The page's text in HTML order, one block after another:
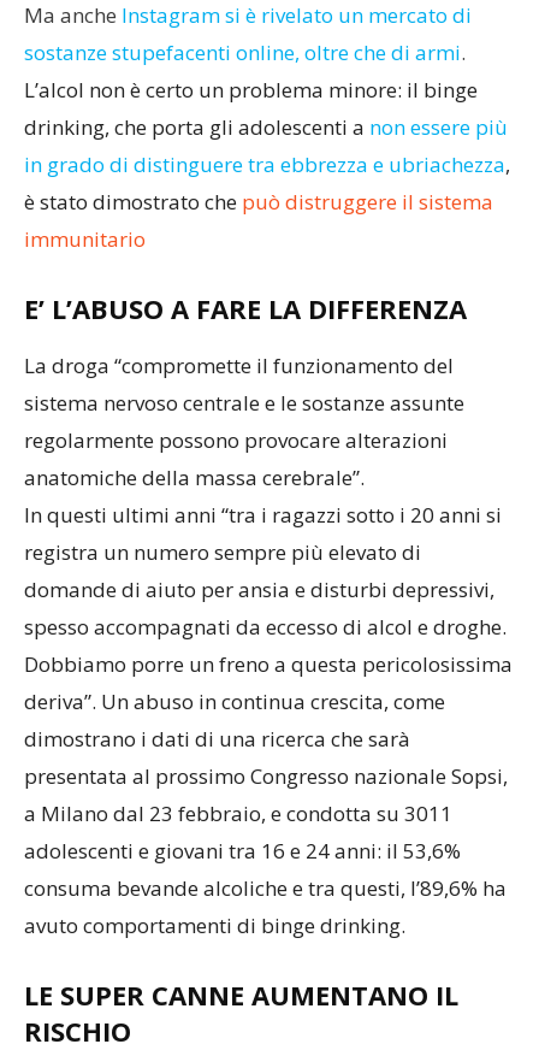
Ma anche Instagram si è rivelato un mercato di
sostanze stupefacenti online, oltre che di armi.
L’alcol non è certo un problema minore: il binge
drinking, che porta gli adolescenti a non essere più
in grado di distinguere tra ebbrezza e ubriachezza,
è stato dimostrato che può distruggere il sistema
immunitario
E’ L’ABUSO A FARE LA DIFFERENZA
La droga “compromette il funzionamento del
sistema nervoso centrale e le sostanze assunte
regolarmente possono provocare alterazioni
anatomiche della massa cerebrale”.
In questi ultimi anni “tra i ragazzi sotto i 20 anni si
registra un numero sempre più elevato di
domande di aiuto per ansia e disturbi depressivi,
spesso accompagnati da eccesso di alcol e droghe.
Dobbiamo porre un freno a questa pericolosissima
deriva”. Un abuso in continua crescita, come
dimostrano i dati di una ricerca che sarà
presentata al prossimo Congresso nazionale Sopsi,
a Milano dal 23 febbraio, e condotta su 3011
adolescenti e giovani tra 16 e 24 anni: il 53,6%
consuma bevande alcoliche e tra questi, l’89,6% ha
avuto comportamenti di binge drinking.
LE SUPER CANNE AUMENTANO IL
RISCHIO